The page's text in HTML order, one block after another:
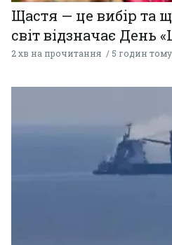
Щастя — це вибір та
світ відзначає День
2 хв на прочитання 5 годин тому